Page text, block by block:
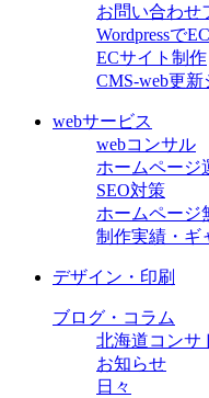
お問い合わせ
Wordpressで
ECサイト制作
CMS-web更
webサービス
webコンサル
ホームページ
SEO対策
ホームページ
制作実績・ギ
デザイン・印刷
ブログ・コラム
北海道コンサ
お知らせ
日々